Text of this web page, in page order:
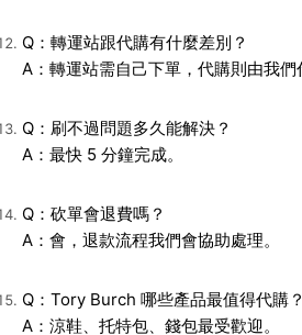
Q：轉運站跟代購有什麼差別？
A：轉運站需自己下單，代購則由我們
Q：刷不過問題多久能解決？
A：最快 5 分鐘完成。
Q：砍單會退費嗎？
A：會，退款流程我們會協助處理。
Q：Tory Burch 哪些產品最值得代購？
A：涼鞋、托特包、錢包最受歡迎。